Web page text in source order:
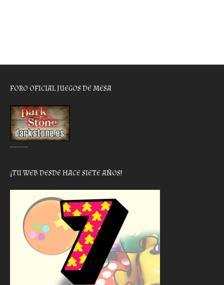
FORO OFICIAL JUEGOS DE MESA
………..
¡TU WEB DESDE HACE SIETE AÑOS!